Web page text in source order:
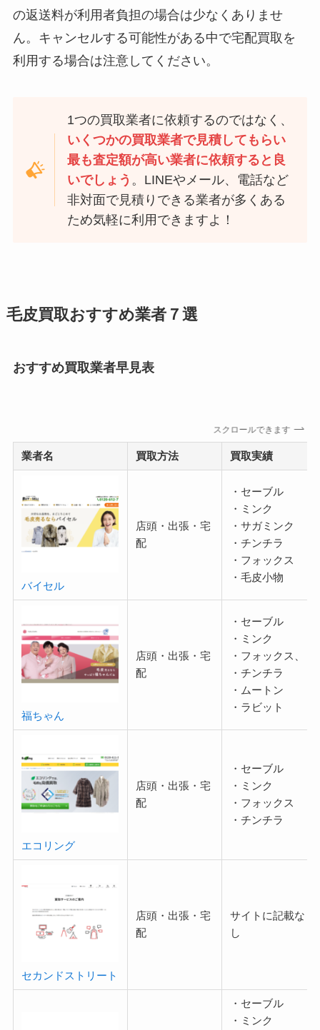
の返送料が利用者負担の場合は少なくありませ
ん。キャンセルする可能性がある中で宅配買取を
利用する場合は注意してください。
1つの買取業者に依頼するのではなく、
いくつかの買取業者で見積してもらい
最も査定額が高い業者に依頼すると良
いでしょう 。LINEやメール、電話など
非対面で見積りできる業者が多くある
ため気軽に利用できますよ！
毛皮買取おすすめ業者７選
おすすめ買取業者早見表
スクロールできます
業者名 買取方法 買取実績
バイセル
店頭・出張・宅
配
・セーブル
・ミンク
・サガミンク
・チンチラ
・フォックス
・毛皮小物
福ちゃん
店頭・出張・宅
配
・セーブル
・ミンク
・フォックス、
・チンチラ
・ムートン
・ラビット
エコリング
店頭・出張・宅
配
・セーブル
・ミンク
・フォックス
・チンチラ
セカンドストリート
店頭・出張・宅
配
サイトに記載な
し
・セーブル
・ミンク